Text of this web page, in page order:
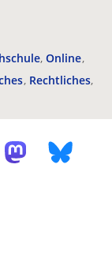
Online
Rechtliches